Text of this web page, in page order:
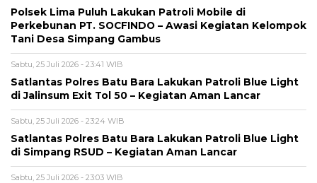
Polsek Lima Puluh Lakukan Patroli Mobile di
Perkebunan PT. SOCFINDO – Awasi Kegiatan Kelompok
Tani Desa Simpang Gambus
Sabtu, 25 Juli 2026 - 23:41 WIB
Satlantas Polres Batu Bara Lakukan Patroli Blue Light
di Jalinsum Exit Tol 50 – Kegiatan Aman Lancar
Sabtu, 25 Juli 2026 - 23:24 WIB
Satlantas Polres Batu Bara Lakukan Patroli Blue Light
di Simpang RSUD – Kegiatan Aman Lancar
Sabtu, 25 Juli 2026 - 23:03 WIB